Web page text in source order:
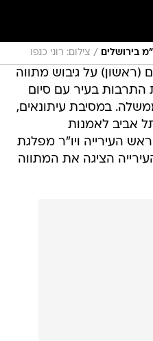
בירושלים / צילום: רוני כנפו
(ראשון) על גיבוש מתווה
בעיר עם סיום
במסיבת עיתונאים,
אביב לאמנות
העירייה ויו"ר מפלגת
הציגה את המתווה